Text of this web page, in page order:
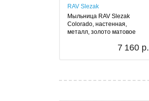
RAV Slezak
Мыльница RAV Slezak
Colorado, настенная,
металл, золото матовое
7 160 р.